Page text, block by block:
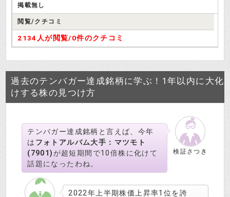
掲載無し
閲覧/クチコミ
2134人が閲覧/0件のクチコミ
過去のテンバガー達成銘柄に学ぶ！1年以内に大化
けする株の見つけ方
検証さつき
テンバガー達成銘柄 と言えば、今年
は フォトアルバム大手：マツモト
(7901)が超短期間で10倍株に化けて
話題になったわね。
2022年上半期株価上昇率1位を誇